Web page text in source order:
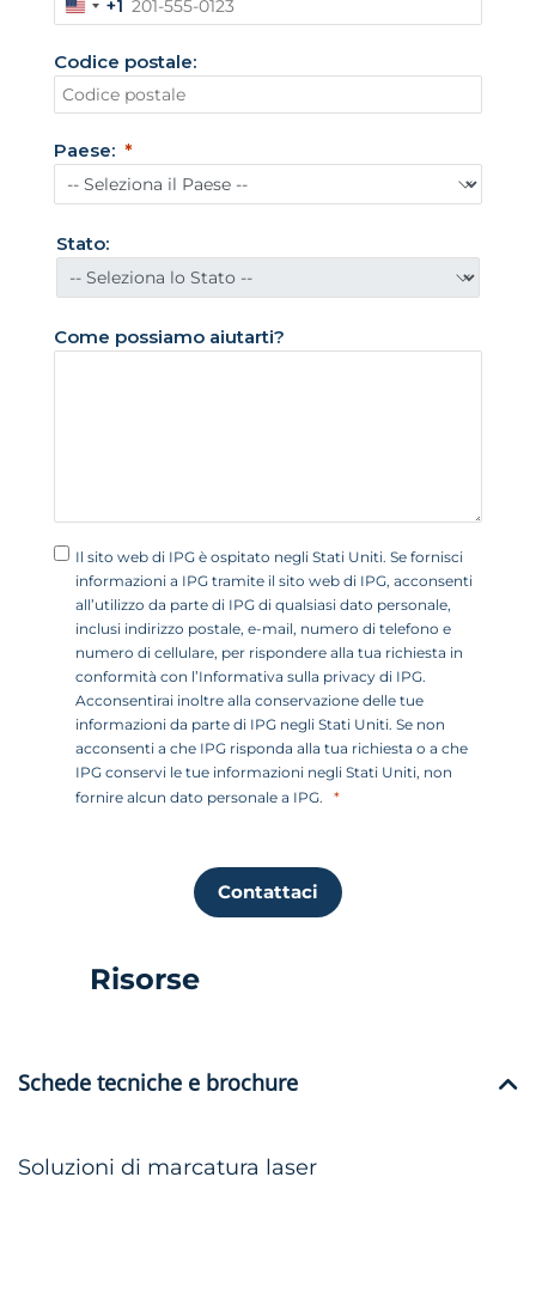
S
a
t
U
n
t
i
1
+1
Codice postale:
Paese:
Stato:
Come possiamo aiutarti?
Il sito web di IPG è ospitato negli Stati Uniti. Se fornisci
informazioni a IPG tramite il sito web di IPG, acconsenti
all’utilizzo da parte di IPG di qualsiasi dato personale,
inclusi indirizzo postale, e-mail, numero di telefono e
numero di cellulare, per rispondere alla tua richiesta in
conformità con l’Informativa sulla privacy di IPG.
Acconsentirai inoltre alla conservazione delle tue
informazioni da parte di IPG negli Stati Uniti. Se non
acconsenti a che IPG risponda alla tua richiesta o a che
IPG conservi le tue informazioni negli Stati Uniti, non
fornire alcun dato personale a IPG.
Contattaci
Risorse
Schede tecniche e brochure
Soluzioni di marcatura laser